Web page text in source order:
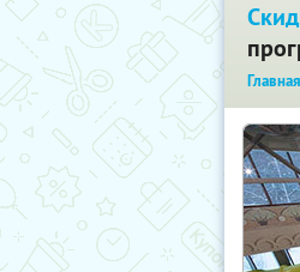
Главная